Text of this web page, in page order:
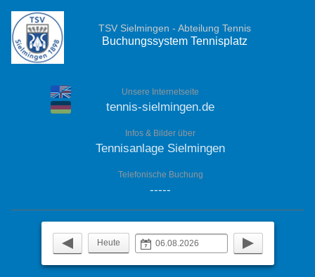
TSV Sielmingen - Abteilung Tennis
Buchungssystem Tennisplatz
Unsere Internetseite
tennis-sielmingen.de
Infos & Bilder über
Tennisanlage Sielmingen
Telefonische Buchung
-----
Heute